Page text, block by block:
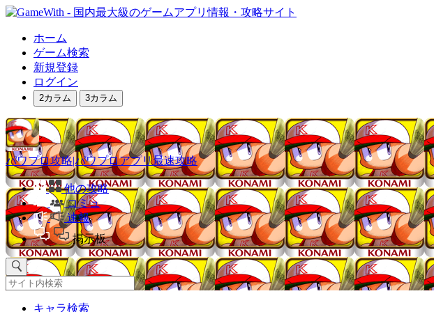
ホーム
ゲーム検索
新規登録
ログイン
2カラム 3カラム
パワプロ攻略|パワプロアプリ最速攻略
他の攻略
コミュ
速報
掲示板
キャラ検索